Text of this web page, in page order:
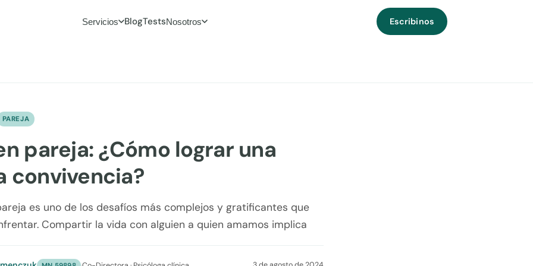
Servicios BlogTestsNosotros Escribinos
PAREJA
pareja: ¿Cómo lograr una
convivencia?
es uno de los desafíos más complejos y gratificantes que
Compartir la vida con alguien a quien amamos implica